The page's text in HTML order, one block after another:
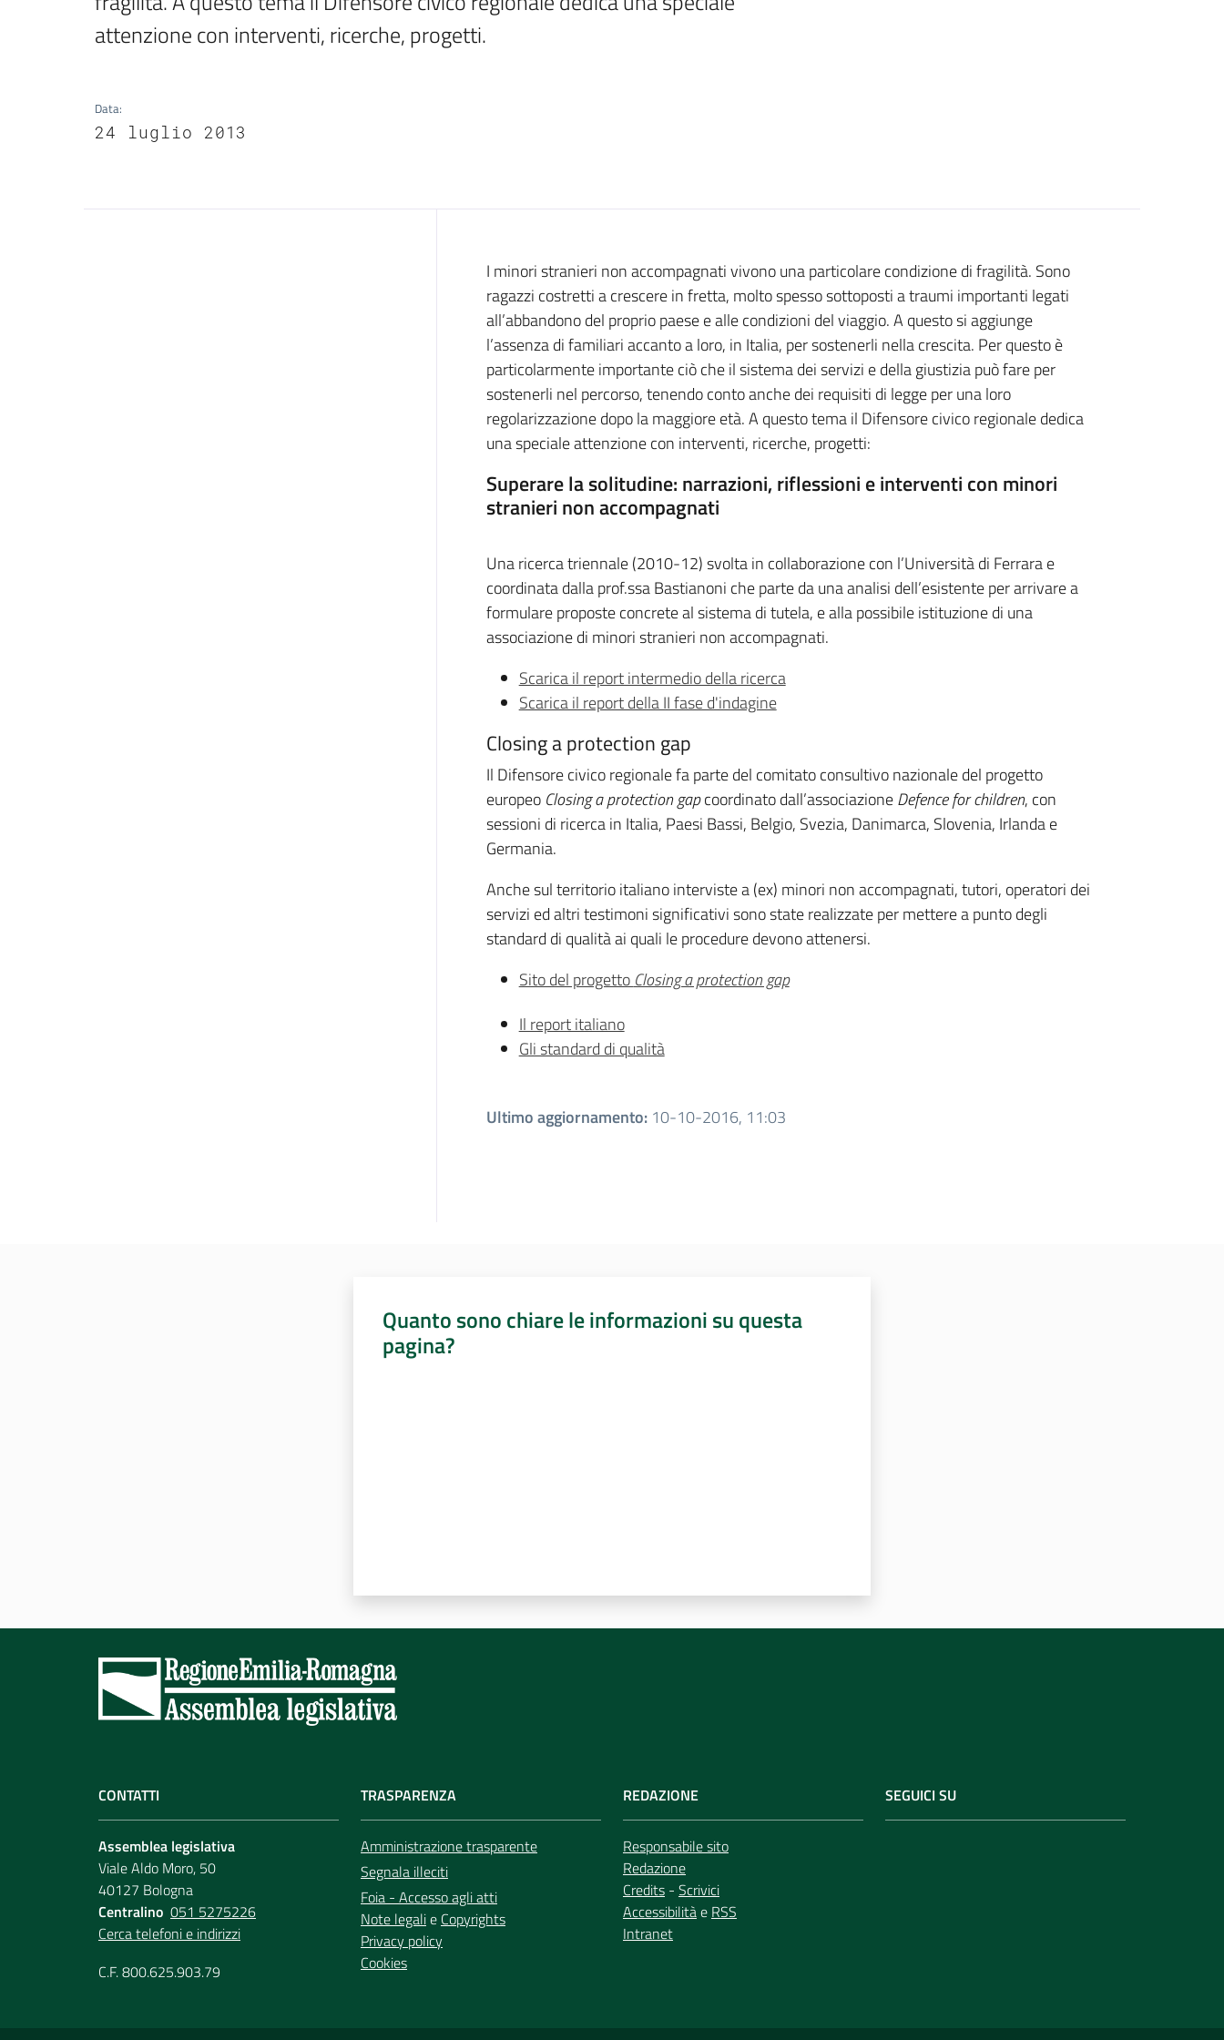
attenzione con interventi, ricerche, progetti.
Data:
24 luglio 2013
Introduzione
I minori stranieri non accompagnati vivono una particolare condizione di fragilità. Sono
ragazzi costretti a crescere in fretta, molto spesso sottoposti a traumi importanti legati
all’abbandono del proprio paese e alle condizioni del viaggio. A questo si aggiunge
l’assenza di familiari accanto a loro, in Italia, per sostenerli nella crescita. Per questo è
particolarmente importante ciò che il sistema dei servizi e della giustizia può fare per
sostenerli nel percorso, tenendo conto anche dei requisiti di legge per una loro
regolarizzazione dopo la maggiore età. A questo tema il Difensore civico regionale dedica
una speciale attenzione con interventi, ricerche, progetti:
Superare la solitudine: narrazioni, riflessioni e interventi con minori
stranieri non accompagnati
Una ricerca triennale (2010-12) svolta in collaborazione con l’Università di Ferrara e
coordinata dalla prof.ssa Bastianoni che parte da una analisi dell’esistente per arrivare a
formulare proposte concrete al sistema di tutela, e alla possibile istituzione di una
associazione di minori stranieri non accompagnati.
Scarica il report intermedio della ricerca
Scarica il report della II fase d'indagine
Closing a protection gap
Il Difensore civico regionale fa parte del comitato consultivo nazionale del progetto
europeo Closing a protection gapcoordinato dall’associazioneDefence for children, con
sessioni di ricerca in Italia, Paesi Bassi, Belgio, Svezia, Danimarca, Slovenia, Irlanda e
Germania.
Anche sul territorio italiano interviste a (ex) minori non accompagnati, tutori, operatori dei
servizi ed altri testimoni significativi sono state realizzate per mettere a punto degli
standard di qualità ai quali le procedure devono attenersi.
Sito del progetto Closing a protection gap
Il report italiano
Gli standard di qualità
Ultimo aggiornamento: 10-10-2016, 11:03
Quanto sono chiare le informazioni su questa
pagina?
CONTATTI
Assemblea legislativa
Viale Aldo Moro, 50
40127 Bologna
Centralino 051 5275226
Cerca telefoni e indirizzi
C.F. 800.625.903.79
TRASPARENZA
Amministrazione trasparente
Segnala illeciti
Foia - Accesso agli atti
Note legalie Copyrights
Privacy policy
Cookies
REDAZIONE
Responsabile sito
Redazione
Credits - Scrivici
Accessibilitàe RSS
Intranet
SEGUICI SU